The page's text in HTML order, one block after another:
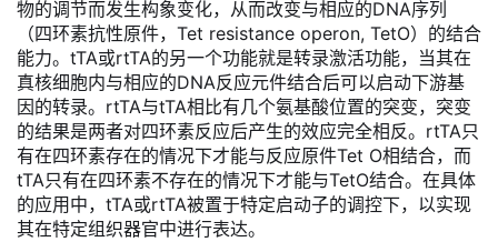
物的调节而发生构象变化，从而改变与相应的DNA序列
（四环素抗性原件，Tet resistance operon, TetO）的结合
能力。tTA或rtTA的另一个功能就是转录激活功能，当其在
真核细胞内与相应的DNA反应元件结合后可以启动下游基
因的转录。rtTA与tTA相比有几个氨基酸位置的突变，突变
的结果是两者对四环素反应后产生的效应完全相反。rtTA只
有在四环素存在的情况下才能与反应原件Tet O相结合，而
tTA只有在四环素不存在的情况下才能与TetO结合。在具体
的应用中，tTA或rtTA被置于特定启动子的调控下，以实现
其在特定组织器官中进行表达。